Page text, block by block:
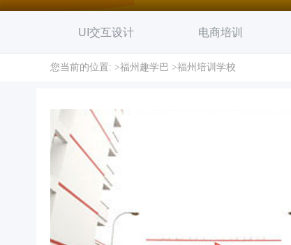
UI交互设计 电商培训
平面设计
您当前的位置: >福州趣学巴 >福州培训学校